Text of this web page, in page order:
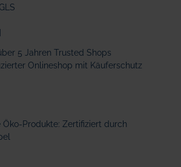
5 Jahren Trusted Shops
Onlineshop mit Käuferschutz
Öko-Produkte: Zertifiziert durch